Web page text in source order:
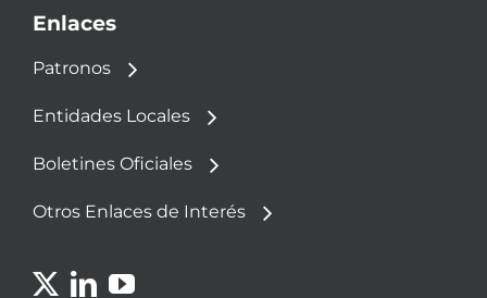
Enlaces
Patronos
Entidades Locales
Boletines Oficiales
Otros Enlaces de Interés